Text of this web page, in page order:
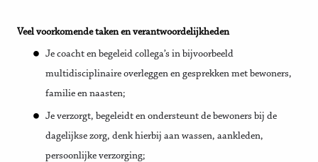
Veel voorkomende taken en verantwoordelijkheden
Je coacht en begeleid collega’s in bijvoorbeeld
multidisciplinaire overleggen en gesprekken met bewoners,
familie en naasten;
Je verzorgt, begeleidt en ondersteunt de bewoners bij de
dagelijkse zorg, denk hierbij aan wassen, aankleden,
persoonlijke verzorging;